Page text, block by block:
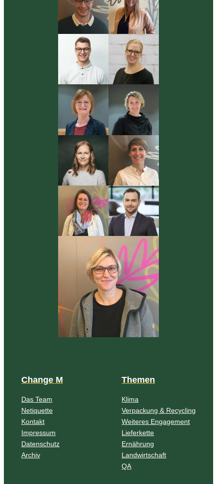
Change M
Das Team
Netiquette
Kontakt
Impressum
Datenschutz
Archiv
Themen
Klima
Verpackung & Recycling
Weiteres Engagement
Lieferkette
Ernährung
Landwirtschaft
QA